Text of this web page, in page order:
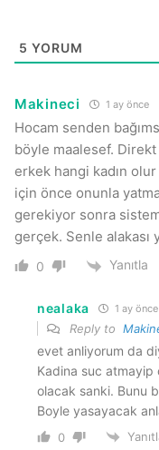
5 YORUM
Makineci 1 ay önce
Hocam senden
böyle maalesef.
erkek hangi kadın
için önce onunla
gerekiyor sonra
gerçek. Senle
0 Yanıtla
nealaka 1 ay önce
Reply to
evet anliyorum da
Kadina suc
olacak sanki. Bunu
Boyle yasayacak
0